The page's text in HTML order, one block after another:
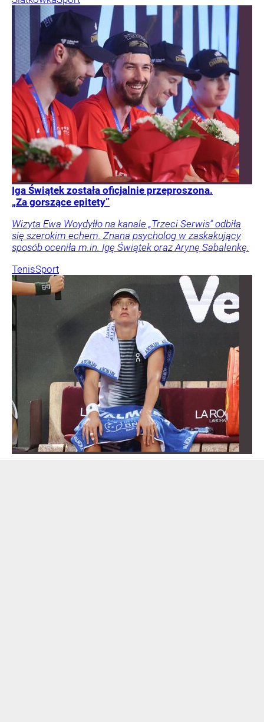
Iga Świątek została oficjalnie przeproszona.
„Za gorszące epitety”
Wizyta Ewa Woydyłło na kanale „Trzeci Serwis” odbiła
się szerokim echem. Znana psycholog w zaskakujący
sposób oceniła m.in. Igę Świątek oraz Arynę Sabalenkę.
TenisSport